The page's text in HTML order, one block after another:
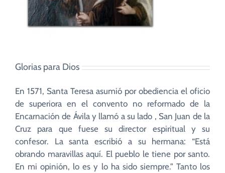
Glorias para Dios
En 1571, Santa Teresa asumió por obediencia el oficio
de superiora en el convento no reformado de la
Encarnación de Ávila y llamó a su lado , San Juan de la
Cruz para que fuese su director espiritual y su
confesor. La santa escribió a su hermana: “Está
obrando maravillas aquí. El pueblo le tiene por santo.
En mi opinión, lo es y lo ha sido siempre.” Tanto los